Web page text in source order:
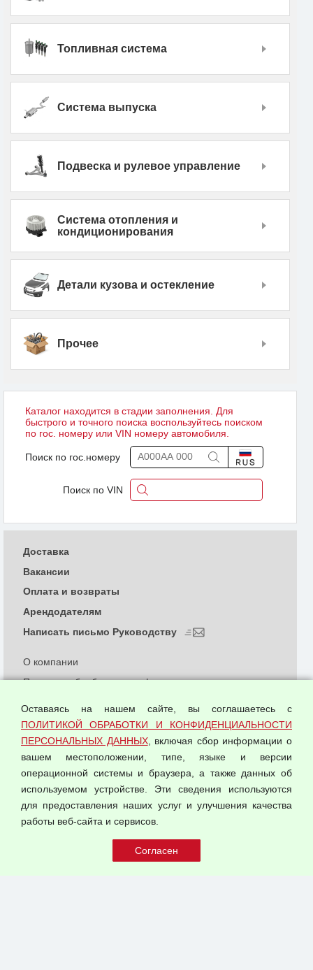
Топливная система
Система выпуска
Подвеска и рулевое управление
Система отопления и
кондиционирования
Детали кузова и остекление
Прочее
Каталог находится в стадии заполнения. Для
быстрого и точного поиска воспользуйтесь поиском
по гос. номеру или VIN номеру автомобиля.
Поиск по гос.номеру
Поиск по VIN
© 2026 ООО "Феникс"
О компании
Политика обработки и конфиденциальности
Согласием на обработку персональных данных
Оферта оптовой купли-продажи
Публичная оферта
Доставка
Вакансии
Оплата и возвраты
Арендодателям
Написать письмо Руководству
Оставаясь на нашем сайте, вы соглашаетесь с
ПОЛИТИКОЙ ОБРАБОТКИ И КОНФИДЕНЦИАЛЬНОСТИ
ПЕРСОНАЛЬНЫХ ДАННЫХ, включая сбор информации о
вашем местоположении, типе, языке и версии
операционной системы и браузера, а также данных об
используемом устройстве. Эти сведения используются
для предоставления наших услуг и улучшения качества
работы веб-сайта и сервисов.